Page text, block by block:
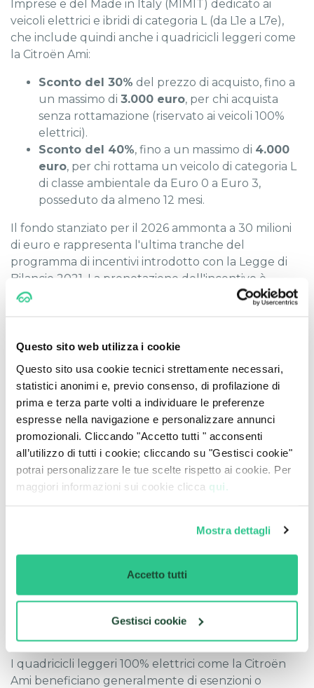
Questo sito web utilizza i cookie
Questo sito usa cookie tecnici strettamente necessari,
statistici anonimi e, previo consenso, di profilazione di
prima e terza parte volti a individuare le preferenze
espresse nella navigazione e personalizzare annunci
promozionali. Cliccando "Accetto tutti " acconsenti
all’utilizzo di tutti i cookie; cliccando su "Gestisci cookie"
potrai personalizzare le tue scelte rispetto ai cookie. Per
maggiori informazioni sui cookie clicca qui.
Mostra dettagli
Accetto tutti
Gestisci cookie
Imprese e del Made in Italy (MIMIT) dedicato ai
veicoli elettrici e ibridi di categoria L (da L1e a L7e),
che include quindi anche i quadricicli leggeri come
la Citroën Ami:
Sconto del 30% del prezzo di acquisto, fino a
un massimo di 3.000 euro, per chi acquista
senza rottamazione (riservato ai veicoli 100%
elettrici).
Sconto del 40%, fino a un massimo di 4.000
euro, per chi rottama un veicolo di categoria L
di classe ambientale da Euro 0 a Euro 3,
posseduto da almeno 12 mesi.
Il fondo stanziato per il 2026 ammonta a 30 milioni
di euro e rappresenta l'ultima tranche del
programma di incentivi introdotto con la Legge di
Bilancio 2021. La prenotazione dell'incentivo è
gestita esclusivamente dal concessionario tramite la
domanda autonoma, e lo sconto viene applicato
direttamente in fattura al momento dell'acquisto. Il
veicolo acquistato deve essere nuovo di fabbrica e
mantenuto in proprietà per almeno 12 mesi.
Per il periodo 2027-2030 è già stato annunciato un
nuovo impianto di incentivi con una dotazione
complessiva di 90 milioni di euro, ma con
percentuali ridotte: 20% fino a 2.000 euro senza
rottamazione e 30% fino a 3.000 euro con
Con l'Ecobonus 2026 al massimo (40% con
rottamazione), il prezzo della Ami base può quindi
scendere indicativamente di circa 3.400 euro
euro previsto dalla misura.
Bollo e agevolazioni fiscali
I quadricicli leggeri 100% elettrici come la Citroën
Ami beneficiano generalmente di esenzioni o